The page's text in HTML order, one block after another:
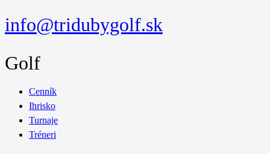
info@tridubygolf.sk
Golf
Cenník
Ihrisko
Turnaje
Tréneri